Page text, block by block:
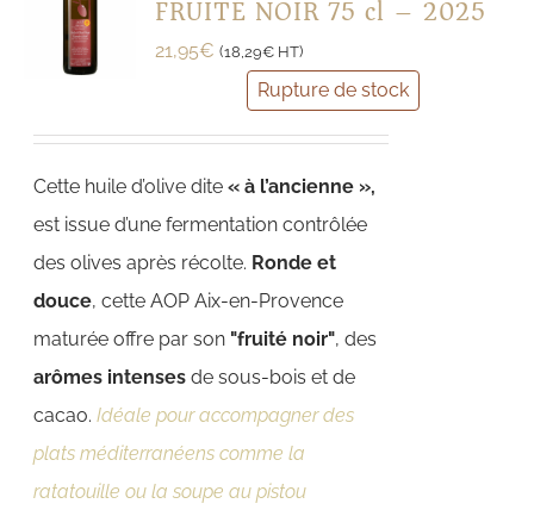
FRUITÉ NOIR 75 cl – 2025
21,95€ (18,29€ HT)
Rupture de stock
Cette huile d’olive dite« à l’ancienne »,
est issue d’une fermentation contrôlée
des olives après récolte. Ronde et
douce, cette AOP Aix-en-Provence
maturée offre par son "fruité noir", des
arômes intenses de sous-bois et de
cacao.Idéale pour accompagner des
plats méditerranéens comme la
ratatouille ou la soupe au pistou